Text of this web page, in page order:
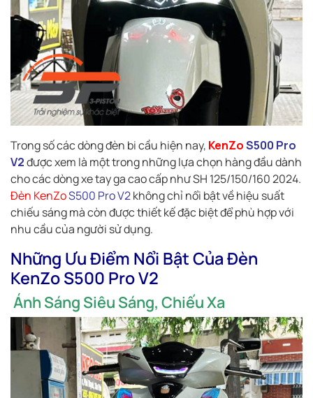
Trong số các dòng đèn bi cầu hiện nay, KenZoS500 Pro
V2được xem là một trong những lựa chọn hàng đầu dành
cho các dòng xe tay ga cao cấp như SH 125/150/160 2024.
Đèn KenZoS500 Pro V2không chỉ nổi bật về hiệu suất
chiếu sáng mà còn được thiết kế đặc biệt để phù hợp với
nhu cầu của người sử dụng.
Những Ưu Điểm Nổi Bật Của Đèn
KenZo S500 Pro V2
Ánh Sáng Siêu Sáng, Chiếu Xa